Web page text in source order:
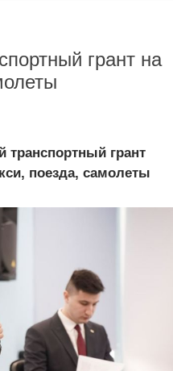
грант на
транспортный грант
поезда, самолеты